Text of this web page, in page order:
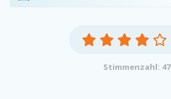
Stimmenzahl: 47